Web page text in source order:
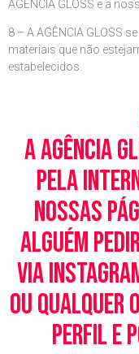
AGÊNCIA GLOSS e a
8 – A AGÊNCIA GLOSS
materiais que não
estabelecidos.
A Agência
pela
nossas
alguém
via
ou qualquer
perfil e